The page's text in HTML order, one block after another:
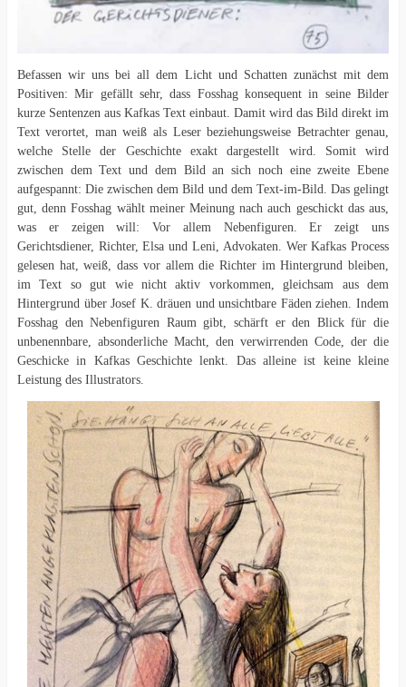
Befassen wir uns bei all dem Licht und Schatten zunächst mit dem
Positiven: Mir gefällt sehr, dass Fosshag konsequent in seine Bilder
kurze Sentenzen aus Kafkas Text einbaut. Damit wird das Bild direkt im
Text verortet, man weiß als Leser beziehungsweise Betrachter genau,
welche Stelle der Geschichte exakt dargestellt wird. Somit wird
zwischen dem Text und dem Bild an sich noch eine zweite Ebene
aufgespannt: Die zwischen dem Bild und dem Text-im-Bild. Das gelingt
gut, denn Fosshag wählt meiner Meinung nach auch geschickt das aus,
was er zeigen will: Vor allem Nebenfiguren. Er zeigt uns
Gerichtsdiener, Richter, Elsa und Leni, Advokaten. Wer Kafkas Process
gelesen hat, weiß, dass vor allem die Richter im Hintergrund bleiben,
im Text so gut wie nicht aktiv vorkommen, gleichsam aus dem
Hintergrund über Josef K. dräuen und unsichtbare Fäden ziehen. Indem
Fosshag den Nebenfiguren Raum gibt, schärft er den Blick für die
unbenennbare, absonderliche Macht, den verwirrenden Code, der die
Geschicke in Kafkas Geschichte lenkt. Das alleine ist keine kleine
Leistung des Illustrators.